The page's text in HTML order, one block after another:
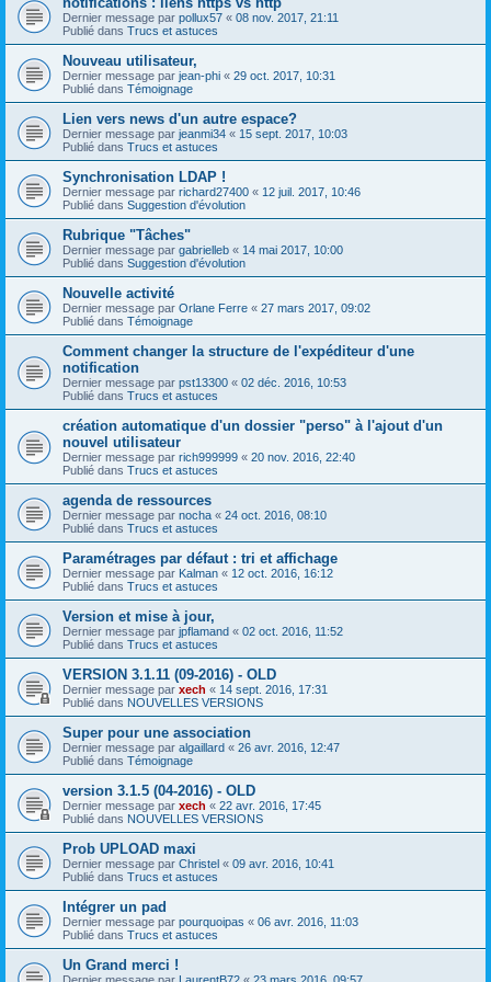
Dernier message par pollux57 « 08 nov. 2017, 21:11
Publié dans Trucs et astuces
Nouveau utilisateur,
Dernier message par jean-phi « 29 oct. 2017, 10:31
Publié dans Témoignage
Lien vers news d'un autre espace?
Dernier message par jeanmi34 « 15 sept. 2017, 10:03
Publié dans Trucs et astuces
Synchronisation LDAP !
Dernier message par richard27400 « 12 juil. 2017, 10:46
Publié dans Suggestion d'évolution
Rubrique "Tâches"
Dernier message par gabrielleb « 14 mai 2017, 10:00
Publié dans Suggestion d'évolution
Nouvelle activité
Dernier message par Orlane Ferre « 27 mars 2017, 09:02
Publié dans Témoignage
Comment changer la structure de l'expéditeur d'une
notification
Dernier message par pst13300 « 02 déc. 2016, 10:53
Publié dans Trucs et astuces
création automatique d'un dossier "perso" à l'ajout d'un
nouvel utilisateur
Dernier message par rich999999 « 20 nov. 2016, 22:40
Publié dans Trucs et astuces
agenda de ressources
Dernier message par nocha « 24 oct. 2016, 08:10
Publié dans Trucs et astuces
Paramétrages par défaut : tri et affichage
Dernier message par Kalman « 12 oct. 2016, 16:12
Publié dans Trucs et astuces
Version et mise à jour,
Dernier message par jpflamand « 02 oct. 2016, 11:52
Publié dans Trucs et astuces
VERSION 3.1.11 (09-2016) - OLD
Dernier message par xech « 14 sept. 2016, 17:31
Publié dans NOUVELLES VERSIONS
Super pour une association
Dernier message par algaillard « 26 avr. 2016, 12:47
Publié dans Témoignage
version 3.1.5 (04-2016) - OLD
Dernier message par xech « 22 avr. 2016, 17:45
Publié dans NOUVELLES VERSIONS
Prob UPLOAD maxi
Dernier message par Christel « 09 avr. 2016, 10:41
Publié dans Trucs et astuces
Intégrer un pad
Dernier message par pourquoipas « 06 avr. 2016, 11:03
Publié dans Trucs et astuces
Un Grand merci !
Dernier message par LaurentB72 « 23 mars 2016, 09:57